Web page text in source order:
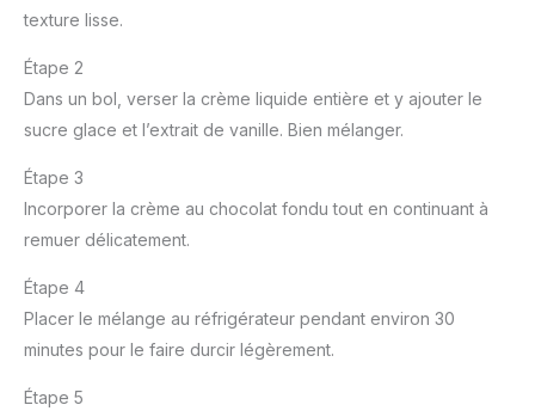
texture lisse.
Étape 2
Dans un bol, verser la crème liquide entière et y ajouter le
sucre glace et l’extrait de vanille. Bien mélanger.
Étape 3
Incorporer la crème au chocolat fondu tout en continuant à
remuer délicatement.
Étape 4
Placer le mélange au réfrigérateur pendant environ 30
minutes pour le faire durcir légèrement.
Étape 5